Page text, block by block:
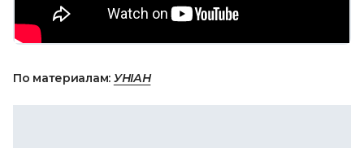
По материалам: УНІАН